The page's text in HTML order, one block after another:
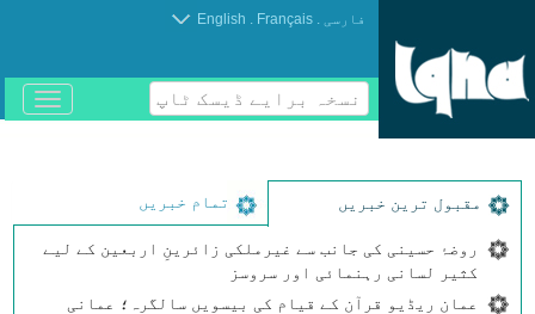
فارسی .
Français
.
English
نسخہ برایے ڈیسک ٹاپ
باز
و
مقبول ترین خبریں تمام خبریں
روضۂ حسینی کی جانب سے غیرملکی زائرینِ اربعین کے لیے
کثیر لسانی رہنمائی اور سروسز
عمان ریڈیو قرآن کے قیام کی بیسویں سالگرہ؛ عمانی